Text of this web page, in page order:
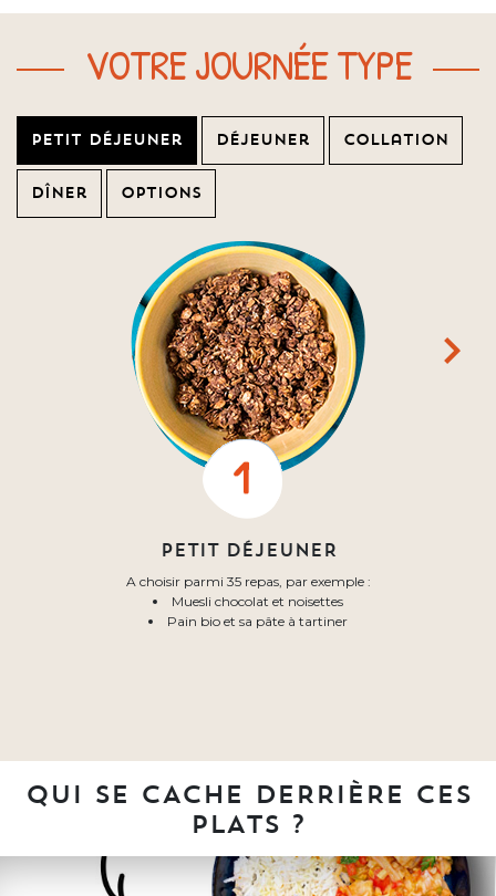
VOTRE JOURNÉE TYPE
Petit déjeuner Déjeuner Collation
Dîner Options
PETIT DÉJEUNER
A choisir parmi 35 repas, par exemple :
Muesli chocolat et noisettes
Pain bio et sa pâte à tartiner
QUI SE CACHE DERRIÈRE CES
PLATS ?